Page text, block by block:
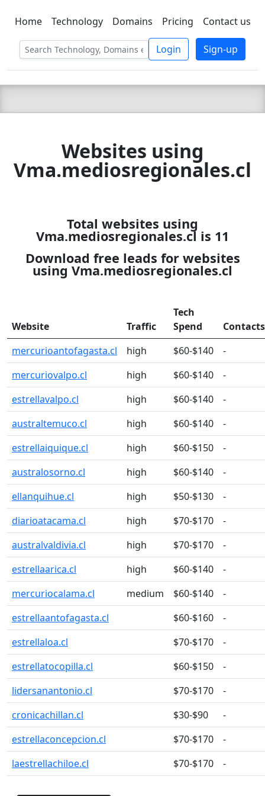
C LIEN TSBEE
Home Technology Domains Pricing Contact us
Login Sign-up
Websites using
Vma.mediosregionales.cl
Total websites using
Vma.mediosregionales.cl is 11
Download free leads for websites
using Vma.mediosregionales.cl
Website Traffic
Tech
Spend
Contacts
mercurioantofagasta.cl
high $60-$140
-
mercuriovalpo.cl
high $60-$140
-
estrellavalpo.cl
high $60-$140
-
australtemuco.cl
high $60-$140
-
estrellaiquique.cl
high $60-$150
-
australosorno.cl
high $60-$140
-
ellanquihue.cl
high $50-$130
-
diarioatacama.cl
high $70-$170
-
australvaldivia.cl
high $70-$170
-
estrellaarica.cl
high $60-$140
-
mercuriocalama.cl
medium $60-$140
-
estrellaantofagasta.cl
$60-$160
-
estrellaloa.cl
$70-$170
-
estrellatocopilla.cl
$60-$150
-
lidersanantonio.cl
$70-$170
-
cronicachillan.cl
$30-$90
-
estrellaconcepcion.cl
$70-$170
-
laestrellachiloe.cl
$70-$170 -